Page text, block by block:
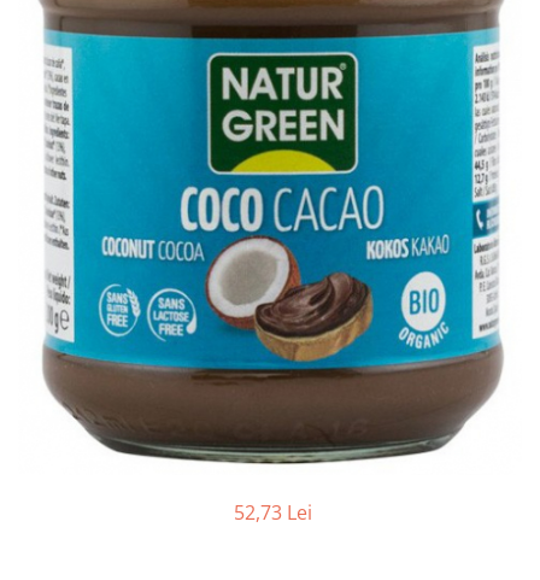
Ceai vrac
Ceaiuri diverse si accesorii
Bauturi
Apa
Sucuri
Vinuri, bere si alte bauturi
Siropuri naturale
Energizante
Carbogazoase
Siropuri Bio
Cacao si inlocuitori
Seminte bio pentru germinat
Seminte din plante oleaginoase
Superalimente bio
52,73 Lei